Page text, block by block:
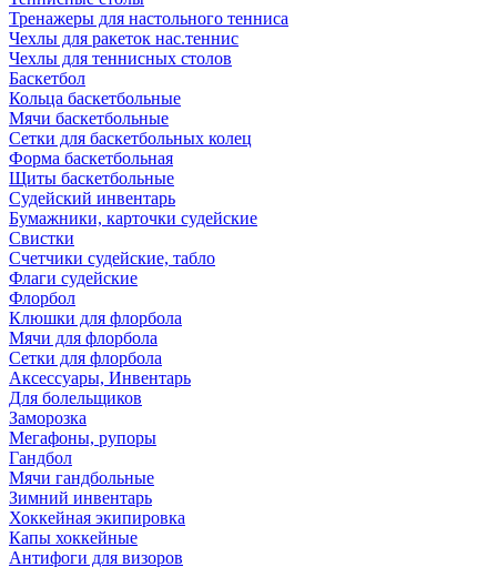
Тренажеры для настольного тенниса
Чехлы для ракеток нас.теннис
Чехлы для теннисных столов
Баскетбол
Кольца баскетбольные
Мячи баскетбольные
Сетки для баскетбольных колец
Форма баскетбольная
Щиты баскетбольные
Судейский инвентарь
Бумажники, карточки судейские
Свистки
Счетчики судейские, табло
Флаги судейские
Флорбол
Клюшки для флорбола
Мячи для флорбола
Сетки для флорбола
Аксессуары, Инвентарь
Для болельщиков
Заморозка
Мегафоны, рупоры
Гандбол
Мячи гандбольные
Зимний инвентарь
Хоккейная экипировка
Капы хоккейные
Антифоги для визоров